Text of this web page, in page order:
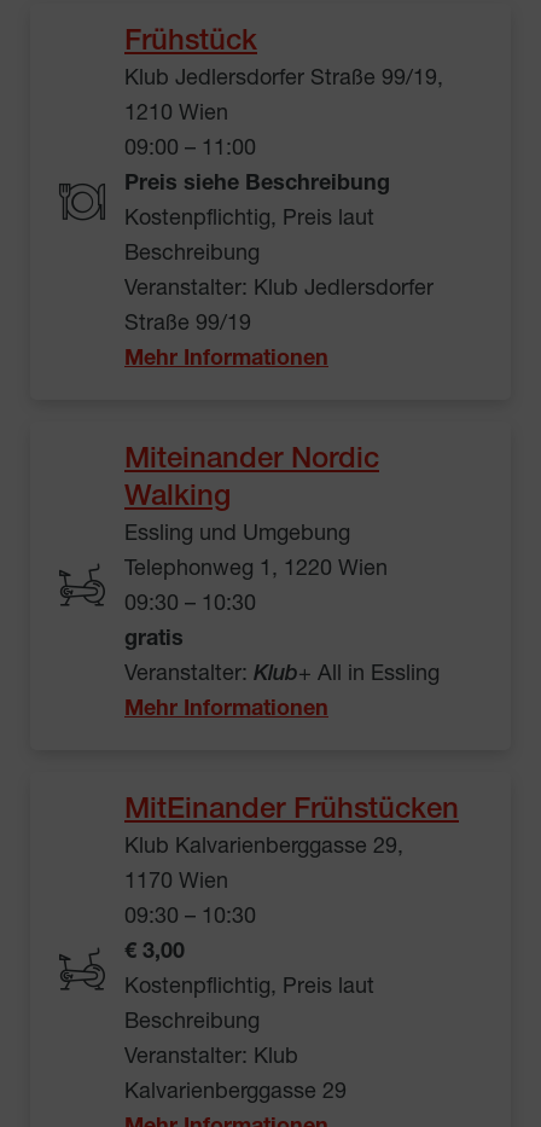
Frühstück
Klub Jedlersdorfer Straße 99/19,
1210 Wien
09:00 – 11:00
Preis siehe Beschreibung
Kostenpflichtig, Preis laut
Beschreibung
Veranstalter: Klub Jedlersdorfer
Straße 99/19
Mehr Informationen
Miteinander Nordic
Walking
Essling und Umgebung
Telephonweg 1, 1220 Wien
09:30 – 10:30
gratis
Veranstalter: Klub+ All in Essling
Mehr Informationen
MitEinander Frühstücken
Klub Kalvarienberggasse 29,
1170 Wien
09:30 – 10:30
€ 3,00
Kostenpflichtig, Preis laut
Beschreibung
Veranstalter: Klub
Kalvarienberggasse 29